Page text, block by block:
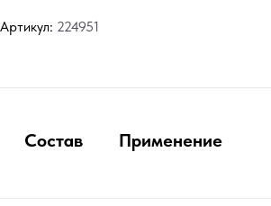
Артикул: 224951
Состав Применение